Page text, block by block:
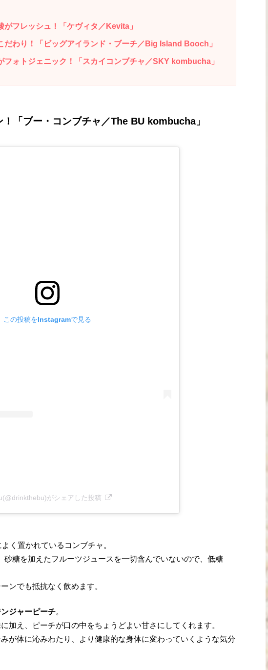
がフレッシュ！「ケヴィタ／Kevita」
だわり！「ビッグアイランド・ブーチ／Big Island Booch」
フォトジェニック！「スカイコンブチャ／SKY kombucha」
！「ブー・コンブチャ／The BU kombucha」
この投稿をInstagramで見る
がシェアした投稿
く置かれているコンブチャ。
砂糖を加えたフルーツジュースを一切含んでいないので、低糖
ンでも抵抗なく飲めます。
ンジャーピーチ。
加え、ピーチが口の中をちょうどよい甘さにしてくれます。
が体に沁みわたり、より健康的な身体に変わっていくような気分